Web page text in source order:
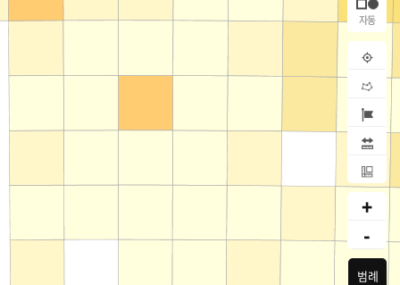
내위치
공간검
지역검
거리
면적
+
-
범례